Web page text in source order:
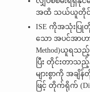
အထိ သယ်ယူတိုင်းတ
ISE ကိုအသုံးပြု
သော အပင်အာဟ
Method)ယူရသည့်
ပြီး တိုင်းတာသ
များစွာကို အချိ
ဖြင့် တိုက်ရိုက်